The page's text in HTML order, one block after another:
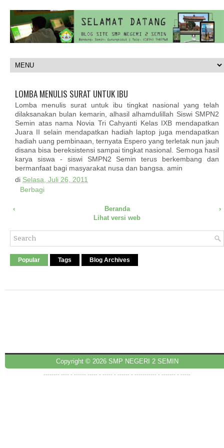
LOMBA MENULIS SURAT UNTUK IBU
Lomba menulis surat untuk ibu tingkat nasional yang telah
dilaksanakan bulan kemarin, alhasil alhamdulillah Siswi SMPΝ2
Semin atas nama Novia Tri Cahyanti Kelas IXΒ mendapatkan
Juara II selain mendapatkan hadiah laptop juga mendapatkan
hadiah uang pembinaan, ternyata Espero yang terletak nun jauh
disana bisa bereksistensi sampai tingkat nasional. Semoga hasil
karya siswa - siswi SMPΝ2 Semin terus berkembang dan
bermanfaat bagi masyarakat nusa dan bangsa. amin
di Selasa, Juli 26, 2011
Berbagi
‹ ›
Beranda
Lihat versi web
Popular Tags Blog Archives
Copyright © 2026 SMP NEGERI 2 SEMIN
-------- ---- - ------ ----- - ----- - ------ - ----------- - ------- - -----